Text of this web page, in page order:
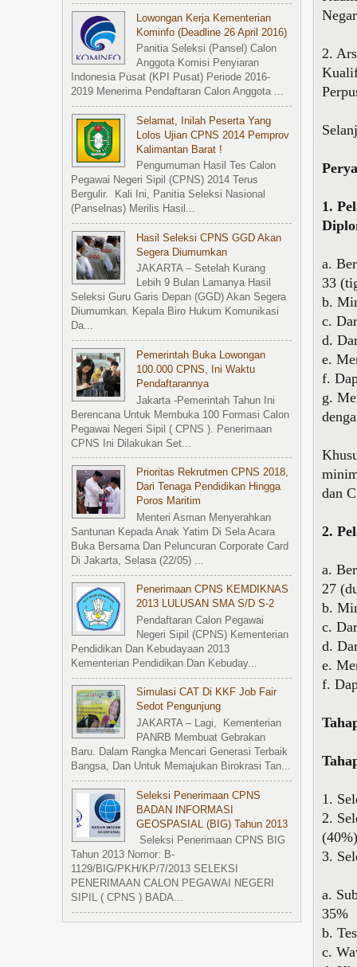
2.
1.
a.
33
b.
c.
d.
e.
f.
g.
dan
2.
a.
27
b.
c.
d.
e.
f.
1.
2.
3.
a.
35%
b.
c.
Lowongan Kerja Kementerian
Kominfo (Deadline 26 April 2016)
Panitia Seleksi (Pansel) Calon
Anggota Komisi Penyiaran
Indonesia Pusat (KPI Pusat) Periode 2016-
2019 Menerima Pendaftaran Calon Anggota ...
Selamat, Inilah Peserta Yang
Lolos Ujian CPNS 2014 Pemprov
Kalimantan Barat !
Pengumuman Hasil Tes Calon
Pegawai Negeri Sipil (CPNS) 2014 Terus
Bergulir. Kali Ini, Panitia Seleksi Nasional
(Panselnas) Merilis Hasil...
Hasil Seleksi CPNS GGD Akan
Segera Diumumkan
JAKARTA – Setelah Kurang
Lebih 9 Bulan Lamanya Hasil
Seleksi Guru Garis Depan (GGD) Akan Segera
Diumumkan. Kepala Biro Hukum Komunikasi
Da...
Pemerintah Buka Lowongan
100.000 CPNS, Ini Waktu
Pendaftarannya
Jakarta -Pemerintah Tahun Ini
Berencana Untuk Membuka 100 Formasi Calon
Pegawai Negeri Sipil ( CPNS ). Penerimaan
CPNS Ini Dilakukan Set...
Prioritas Rekrutmen CPNS 2018,
Dari Tenaga Pendidikan Hingga
Poros Maritim
Menteri Asman Menyerahkan
Santunan Kepada Anak Yatim Di Sela Acara
Buka Bersama Dan Peluncuran Corporate Card
Di Jakarta, Selasa (22/05) ...
Penerimaan CPNS KEMDIKNAS
2013 LULUSAN SMA S/d S-2
Pendaftaran Calon Pegawai
Negeri Sipil (CPNS) Kementerian
Pendidikan Dan Kebudayaan 2013
Kementerian Pendidikan Dan Kebuday...
Simulasi CAT Di KKF Job Fair
Sedot Pengunjung
JAKARTA – Lagi, Kementerian
PANRB Membuat Gebrakan
Baru. Dalam Rangka Mencari Generasi Terbaik
Bangsa, Dan Untuk Memajukan Birokrasi Tan...
Seleksi Penerimaan CPNS
BADAN INFORMASI
GEOSPASIAL (BIG) Tahun 2013
Seleksi Penerimaan CPNS BIG
Tahun 2013 Nomor: B-
1129/BIG/PKH/KP/7/2013 SELEKSI
PENERIMAAN CALON PEGAWAI NEGERI
SIPIL ( CPNS ) BADA...